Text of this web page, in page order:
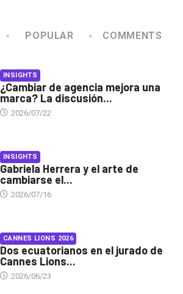
POPULAR COMMENTS
INSIGHTS
¿Cambiar de agencia mejora una
marca? La discusión...
2026/07/22
INSIGHTS
Gabriela Herrera y el arte de
cambiarse el...
2026/07/16
CANNES LIONS 2026
Dos ecuatorianos en el jurado de
Cannes Lions...
2026/06/23